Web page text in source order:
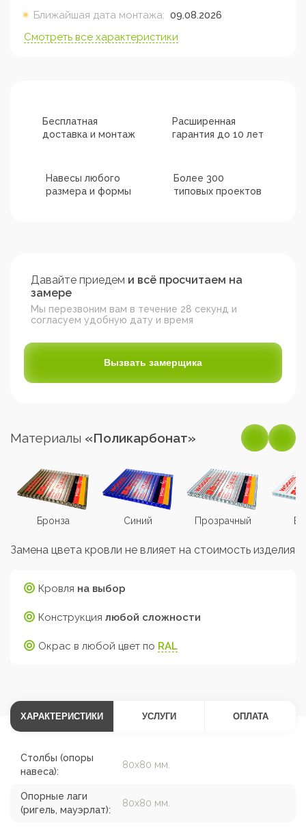
Ближайшая дата монтажа: 09.08.2026
Смотреть все характеристики
Бесплатная
доставка и монтаж
Расширенная
гарантия до 10 лет
Навесы любого
размера и формы
Более 300
типовых проектов
Давайте приедем и всё просчитаем на
замере
Мы перезвоним вам в течение 28 секунд и
согласуем удобную дату и время
Вызвать замерщика
Материалы «Поликарбонат»
Бронза Синий Прозрачный
Замена цвета кровли не влияет на стоимость изделия
Кровля на выбор
Конструкция любой сложности
Окрас в любой цвет по RAL
ХАРАКТЕРИСТИКИ УСЛУГИ ОПЛАТА
Столбы (опоры
навеса):
80х80 мм.
Опорные лаги
(ригель, мауэрлат):
80х80 мм.